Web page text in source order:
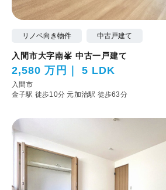
リノベ向き物件 中古戸建て
入間市大字南峯 中古一戸建て
2,580 万円 5 LDK
入間市
金子駅 徒歩10分元加治駅 徒歩63分